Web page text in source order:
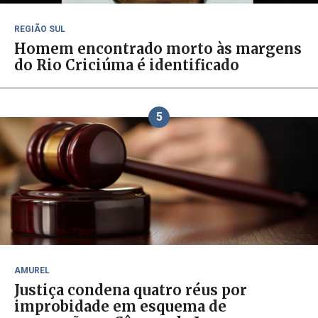
REGIÃO SUL
Homem encontrado morto às margens
do Rio Criciúma é identificado
5
AMUREL
Justiça condena quatro réus por
improbidade em esquema de